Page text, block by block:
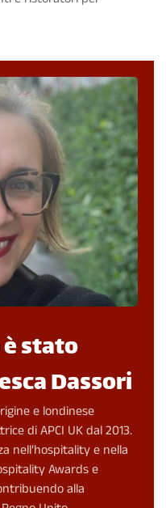
stato
Dassori
e londinese
di APCI UK dal 2013.
nell’hospitality e nella
Awards e
alla